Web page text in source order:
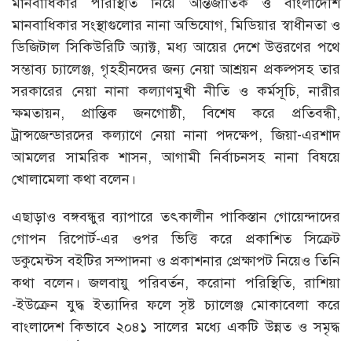
মানবাধিকার সংস্থাগুলোর নানা অভিযোগ, মিডিয়ার স্বাধীনতা ও
ডিজিটাল সিকিউরিটি অ্যাক্ট, মধ্য আয়ের দেশে উত্তরণের পথে
সম্ভাব্য চ্যালেঞ্জ, গৃহহীনদের জন্য নেয়া আশ্রয়ন প্রকল্পসহ তার
সরকারের নেয়া নানা কল্যাণমুখী নীতি ও কর্মসূচি, নারীর
ক্ষমতায়ন, প্রান্তিক জনগোষ্ঠী, বিশেষ করে প্রতিবন্ধী,
ট্রান্সজেন্ডারদের কল্যাণে নেয়া নানা পদক্ষেপ, জিয়া-এরশাদ
আমলের সামরিক শাসন, আগামী নির্বাচনসহ নানা বিষয়ে
খোলামেলা কথা বলেন।
এছাড়াও বঙ্গবন্ধুর ব্যাপারে তৎকালীন পাকিস্তান গোয়েন্দাদের
গোপন রিপোর্ট-এর ওপর ভিত্তি করে প্রকাশিত সিক্রেট
ডকুমেন্টস বইটির সম্পাদনা ও প্রকাশনার প্রেক্ষাপট নিয়েও তিনি
কথা বলেন। জলবায়ু পরিবর্তন, করোনা পরিস্থিতি, রাশিয়া
-ইউক্রেন যুদ্ধ ইত্যাদির ফলে সৃষ্ট চ্যালেঞ্জ মোকাবেলা করে
বাংলাদেশ কিভাবে ২০৪১ সালের মধ্যে একটি উন্নত ও সমৃদ্ধ